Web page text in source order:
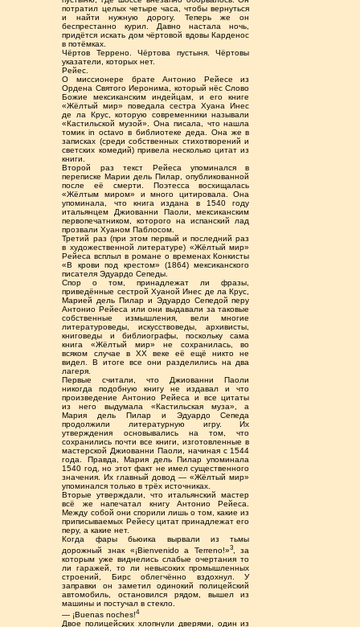
потратил целых четыре часа, чтобы вернуться
и найти нужную дорогу. Теперь же он
беспрестанно курил. Давно настала ночь,
придётся искать дом чёртовой вдовы Карденос
в потёмках.
Чёртов Террено. Чёртова пустыня. Чёртовы
указатели, которых нет.
Рейес.
О миссионере брате Антонио Рейесе из
Ордена Святого Иеронима, который нёс Слово
Божие мексиканским индейцам, и его книге
«Жёлтый мир» поведала сестра Хуана Инес
де ла Крус, которую современники называли
«Кастильской музой». Она писала, что нашла
томик in octavo в библиотеке деда. Она же в
записках (среди собственных стихотворений и
светских комедий) привела несколько цитат из
книги.
Второй раз текст Рейеса упоминался в
переписке Марии дель Пилар, опубликованной
после её смерти. Поэтесса восхищалась
«Жёлтым миром» и много цитировала. Она
упоминала, что книга издана в 1540 году
итальянцем Джиованни Паоли, мексиканским
первопечатником, которого на испанский лад
прозвали Хуаном Паблосом.
Третий раз (при этом первый и последний раз
в художественной литературе) «Жёлтый мир»
Рейеса всплыл в романе о временах Конкисты
«В крови под крестом» (1864) мексиканского
писателя Эдуардо Сепеды.
Спор о том, принадлежат ли фразы,
приведённые сестрой Хуаной Инес де ла Крус,
Марией дель Пилар и Эдуардо Сепедой перу
Антонио Рейеса или они выдавали за таковые
собственные измышления, вели многие
литературоведы, искусствоведы, архивисты,
книговеды и библиографы, поскольку сама
книга «Жёлтый мир» не сохранилась, во
всяком случае в ХХ веке её ещё никто не
видел. В итоге все они разделились на два
лагеря.
Первые считали, что Джиованни Паоли
никогда подобную книгу не издавал и что
произведение Антонио Рейеса и все цитаты
из него выдумала «Кастильская муза», а
Мария дель Пилар и Эдуардо Сепеда
продолжили литературную игру. Их
утверждения основывались на том, что
сохранились почти все книги, изготовленные в
мастерской Джиованни Паоли, начиная с 1544
года. Правда, Мария дель Пилар упоминала
1540 год, но этот факт не имел существенного
значения. Их главный довод — «Жёлтый мир»
упоминался только в трёх источниках.
Вторые утверждали, что итальянский мастер
всё же напечатал книгу Антонио Рейеса.
Между собой они спорили лишь о том, какие из
приписываемых Рейесу цитат принадлежат его
перу, а какие нет.
Когда фары бьюика вырвали из тьмы
дорожный знак «¡Bienvenido a Terreno!»3, за
которым уже виднелись слабые очертания то
ли гаражей, то ли невысоких промышленных
строений, Бирс облегчённо вздохнул. У
заправки он заметил одинокий полицейский
автомобиль, остановился рядом, вышел из
машины и постучал в стекло.
— ¡Buenas noches!4
Двое полицейских хлопнули дверями, один из